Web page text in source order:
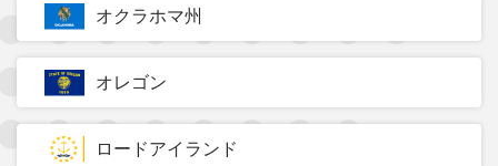
オクラホマ州
オレゴン
ロードアイランド